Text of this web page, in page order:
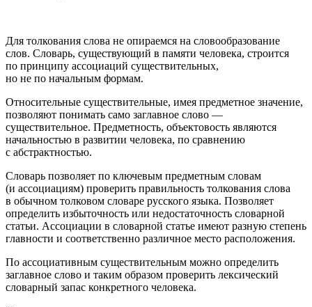
Для толкования слова не опираемся на словообразование
слов. Словарь, существующий в памяти человека, строится
по принципу ассоциаций существительных,
но не по начальным формам.
Относительные существительные, имея предметное значение,
позволяют понимать само заглавное слово —
существительное. Предметность, объектовость являются
начальностью в развитии человека, по сравнению
с абстрактностью.
Словарь позволяет по ключевым предметным словам
(и ассоциациям) проверить правильность толкования слова
в обычном толковом словаре русского языка. Позволяет
определить избыточность или недостаточность словарной
статьи. Ассоциации в словарной статье имеют разную степень
главности и соответственно различное место расположения.
По ассоциативным существительным можно определить
заглавное слово и таким образом проверить лексический
словарный запас конкретного человека.